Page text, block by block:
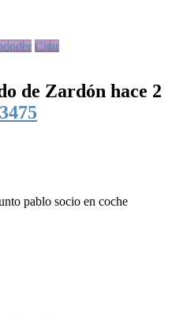
Citar
de Zardón hace 2
pablo socio en coche